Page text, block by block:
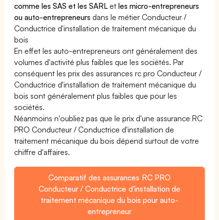
comme les SAS et les SARL etles micro-entrepreneurs
ou auto-entrepreneurs dans le métier Conducteur /
Conductrice d'installation de traitement mécanique du
bois
En effet les auto-entrepreneurs ont généralement des
volumes d'activité plus faibles que les sociétés. Par
conséquent les prix des assurances rc pro Conducteur /
Conductrice d'installation de traitement mécanique du
bois sont généralement plus faibles que pour les
sociétés.
Néanmoins n'oubliez pas que le prix d'une assurance RC
PRO Conducteur / Conductrice d'installation de
traitement mécanique du bois dépend surtout de votre
chiffre d'affaires.
Comparatif des assurances RC PRO
Conducteur / Conductrice d'installation de
traitement mécanique du bois pour auto-
entrepreneur